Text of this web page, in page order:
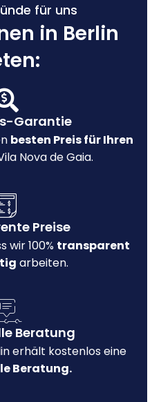
für uns
in Berlin
Garantie
besten Preis für Ihren
Nova de Gaia.
Preise
wir 100% transparent
arbeiten.
Beratung
erhält kostenlos eine
Beratung.